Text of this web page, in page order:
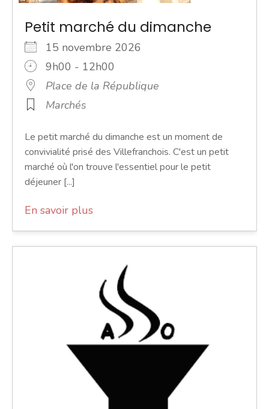
Petit marché du dimanche
15 novembre 2026
9h00 - 12h00
Place de la République
Marchés
Le petit marché du dimanche est un moment de
convivialité prisé des Villefranchois. C'est un petit
marché où l'on trouve l'essentiel pour le petit
déjeuner [...]
En savoir plus